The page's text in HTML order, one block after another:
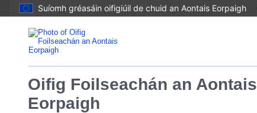
Suíomh gréasáin oifigiúil de chuid an Aontais Eorpaigh
Oifig Foilseachán an Aontais
Eorpaigh